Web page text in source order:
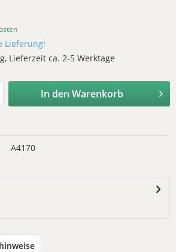
Lieferung!
Lieferzeit ca. 2-5 Werktage
In denWarenkorb
A4170